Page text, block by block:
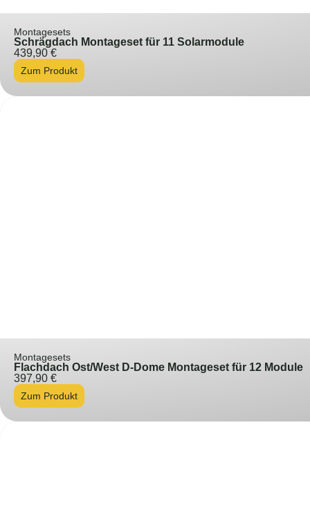
Montagesets
Schrägdach Montageset für 11 Solarmodule
439,90 €
Zum Produkt
Montagesets
Flachdach Ost/West D-Dome Montageset für 12 Module
397,90 €
Zum Produkt